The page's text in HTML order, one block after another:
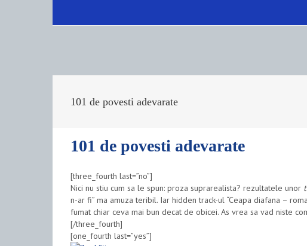
101 de povesti adevarate
101 de povesti adevarate
[three_fourth last=”no”]
Nici nu stiu cum sa le spun: proza suprarealista? rezultatele unor
n-ar fi” ma amuza teribil. Iar hidden track-ul “Ceapa diafana –
fumat chiar ceva mai bun decat de obicei. As vrea sa vad niste
[/three_fourth]
[one_fourth last=”yes”]